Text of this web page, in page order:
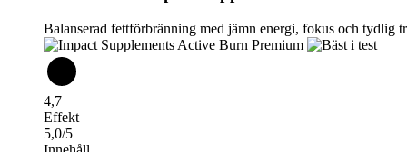
Balanserad fettförbränning med jämn energi, fokus och tydlig
4,7
Effekt
5,0/5